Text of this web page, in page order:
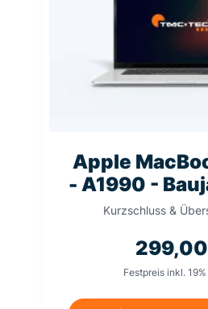
Apple
- A1990 -
Kurzschluss &
299,00
Festpreis inkl.